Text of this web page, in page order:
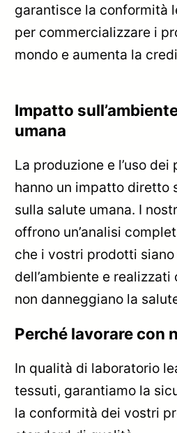
garantisce la conformità
per commercializzare i
mondo e aumenta la
Impatto
umana
La produzione e l’uso
hanno un impatto diretto
sulla salute umana. I
offrono un’analisi
che i vostri prodotti
dell’ambiente e
non danneggiano la
Perché lavorare con
In qualità di laboratorio
tessuti, garantiamo la
la conformità dei vostri